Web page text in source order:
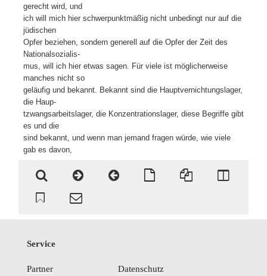
gerecht wird, und
ich will mich hier schwerpunktmäßig nicht unbedingt nur auf die
jüdischen
Opfer beziehen, sondern generell auf die Opfer der Zeit des
Nationalsozialis-
mus, will ich hier etwas sagen. Für viele ist möglicherweise
manches nicht so
geläufig und bekannt. Bekannt sind die Hauptvernichtungslager,
die Haup-
tzwangsarbeitslager, die Konzentrationslager, diese Begriffe gibt
es und die
sind bekannt, und wenn man jemand fragen würde, wie viele
gab es davon,
Service
Partner Datenschutz